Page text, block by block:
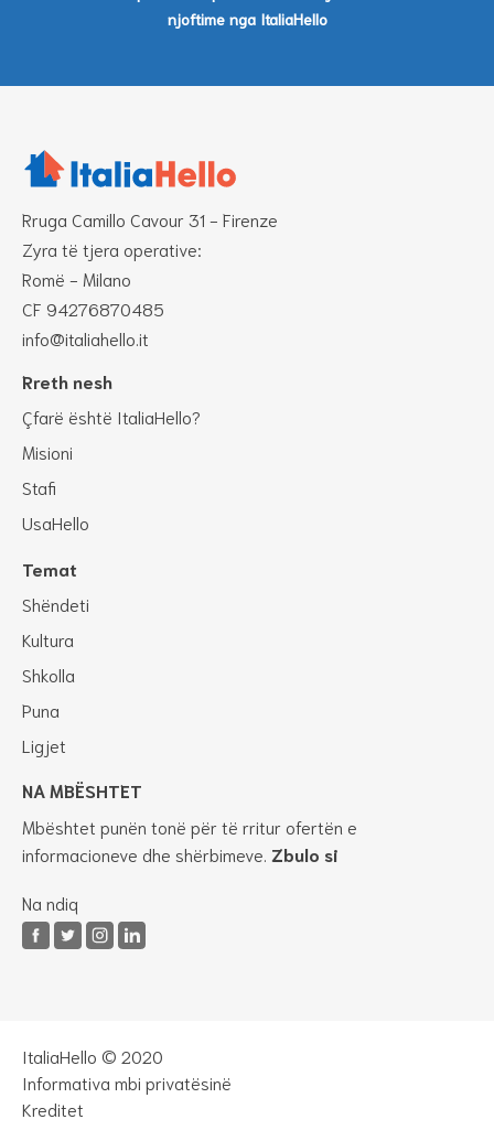
njoftime nga ItaliaHello
Rruga Camillo Cavour 31 - Firenze
Zyra të tjera operative:
Romë - Milano
CF 94276870485
info@italiahello.it
Rreth nesh
Çfarë është ItaliaHello?
Misioni
Stafi
UsaHello
Temat
Shëndeti
Kultura
Shkolla
Puna
Ligjet
NA MBËSHTET
Mbështet punën tonë për të rritur ofertën e
informacioneve dhe shërbimeve. Zbulo si
Na ndiq
ItaliaHello © 2020
Informativa mbi privatësinë
Kreditet